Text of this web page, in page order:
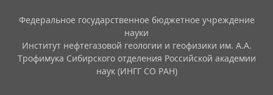
Федеральное государственное бюджетное учреждение
науки
Институт нефтегазовой геологии и геофизики им. А.А.
Трофимука Сибирского отделения Российской академии
наук (ИНГГ СО РАН)